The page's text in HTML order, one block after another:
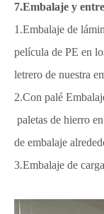
7.Embalaje y
1.Embalaje de
película de PE en
letrero de nuestra
2.Con palé
paletas de hierro
de embalaje
3.Embalaje de